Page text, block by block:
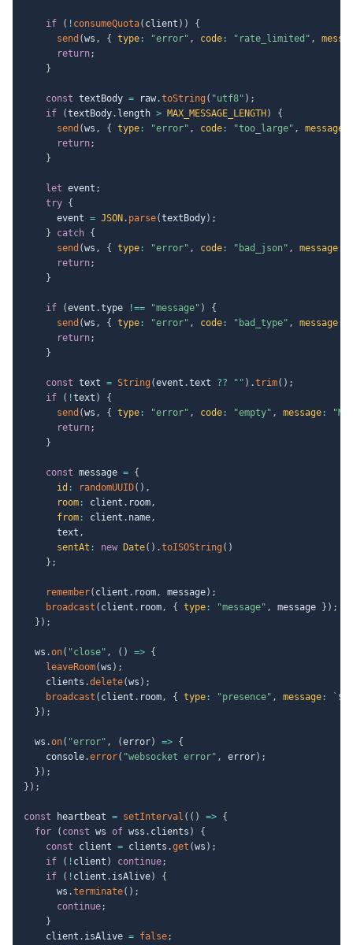
if ( ! consumeQuota( client ) )
{
send (ws , { type : "error" , code : "rate_limited" ,
return;
}
const textBody = raw.toString ( "utf8" ) ;
if
(textBody. length > MAX_MESSAGE_LENGTH )
{
send (ws , { type : "error" , code : "too_large" , message
return;
}
let event ;
try {
      event
= JSON . parse(textBody) ;
}
catch {
send (ws , { type : "error" , code : "bad_json" , message
return;
}
if (event .type !== "message" )
{
send (ws , { type : "error" , code : "bad_type" , message
return;
}
const text = String (event .text ?? "" ) .trim( ) ;
if
( !text )
{
send (ws , { type : "error" , code : "empty" , message :
return;
}
const message = {
id : randomUUID( ) ,
room : client . room,
from : client . name,
      text
,
sentAt : new Date( ) .toISOString ( )
} ;
remember( client . room, message) ;
broadcast ( client . room, { type : "message" , message } ) ;
} ) ;
  ws
.on( "close" , ( ) => {
leaveRoom(ws ) ;
    clients
.delete(ws ) ;
broadcast ( client . room, { type : "presence" , message : ` ${
} ) ;
  ws
.on( "error" , (error) => {
    console
.error( "websocket error" , error) ;
} ) ;
} ) ;
const heartbeat = setInterval ( ( ) => {
for
( const ws of wss . clients )
{
const client = clients .get (ws ) ;
if
( ! client ) continue;
if
( ! client . isAlive)
{
      ws
.terminate( ) ;
continue;
}
    client
. isAlive = false;